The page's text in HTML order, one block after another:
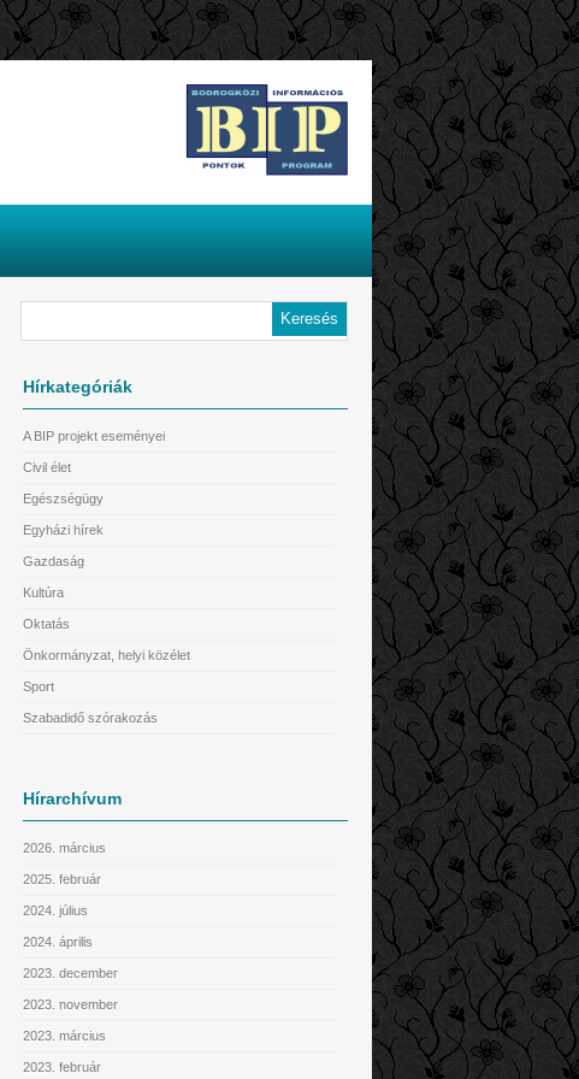
Hírkategóriák
A BIP projekt eseményei
Civil élet
Egészségügy
Egyházi hírek
Gazdaság
Kultúra
Oktatás
Önkormányzat, helyi közélet
Sport
Szabadidő szórakozás
Hírarchívum
2026. március
2025. február
2024. július
2024. április
2023. december
2023. november
2023. március
2023. február